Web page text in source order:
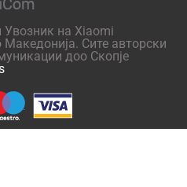
Увозник на Xiaomi
Сите авторски
доо Скопје